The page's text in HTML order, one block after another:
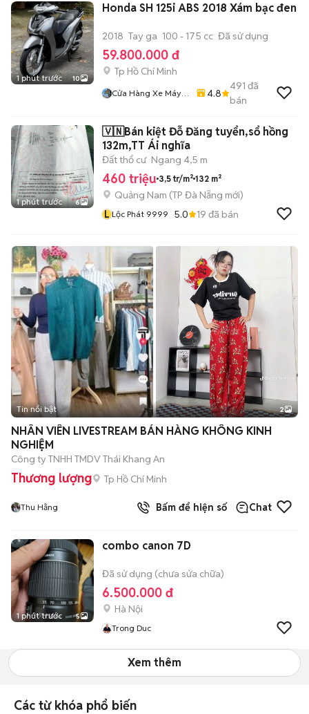
1 phút trước 10
Honda SH 125i ABS 2018 Xám bạc đen
2018 Tay ga 100 - 175 cc Đã sử dụng
59.800.000 đ
Tp Hồ Chí Minh
Cửa Hàng Xe Máy
4.8
491 đã
bán
1 phút trước 6
🇻🇳Bán kiệt Đỗ Đăng tuyển,sổ hồng
132m,TT Ái nghĩa
Đất thổ cư Ngang 4,5 m
460 triệu 3,5 tr/m² 132 m²
Quảng Nam (TP Đà Nẵng mới)
L Lộc Phát 9999 5.0 19 đã bán
Tin nổi bật 2
NHÂN VIÊN LIVESTREAM BÁN HÀNG KHÔNG KINH
NGHIỆM
Công ty TNHH TMDV Thái Khang An
Thương lượng Tp Hồ Chí Minh
Thu Hằng Bấm để hiện số Chat
1 phút trước 5
combo canon 7D
Đã sử dụng (chưa sửa chữa)
6.500.000 đ
Hà Nội
Trong Duc
Xem thêm
Các từ khóa phổ biến